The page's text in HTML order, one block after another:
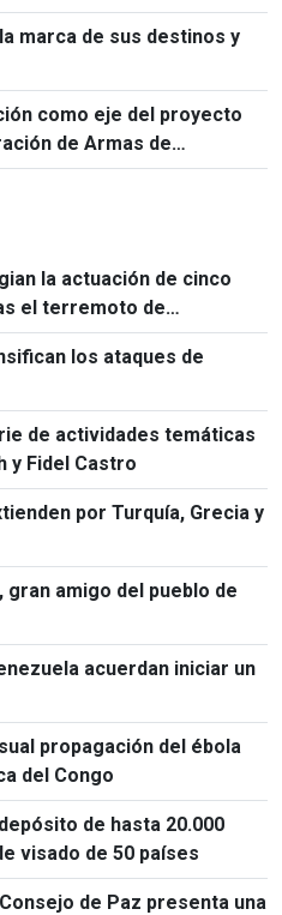
marca de sus destinos y
como eje del proyecto
de Armas de
la actuación de cinco
el terremoto de
los ataques de
de actividades temáticas
y Fidel Castro
por Turquía, Grecia y
gran amigo del pueblo de
acuerdan iniciar un
propagación del ébola
del Congo
de hasta 20.000
visado de 50 países
de Paz presenta una